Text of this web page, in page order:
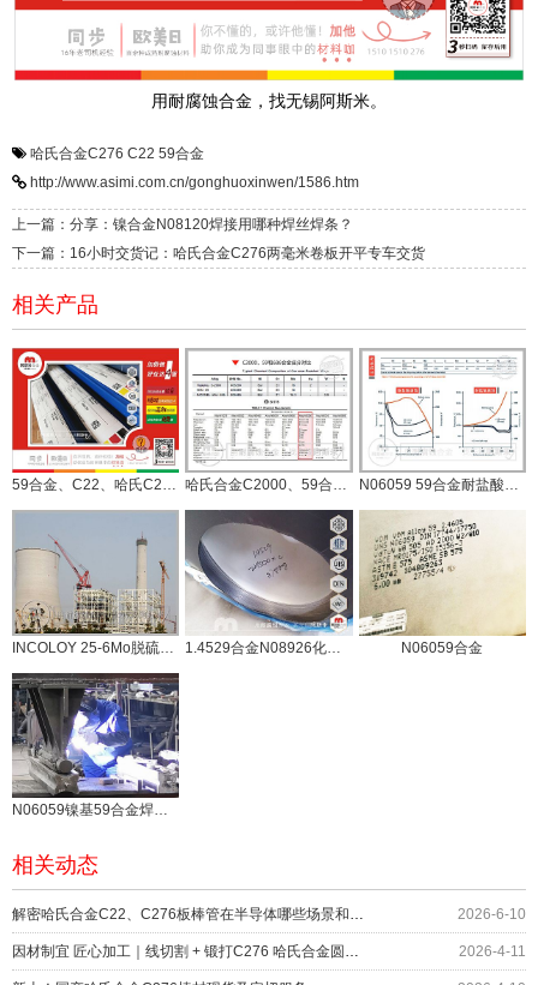
用耐腐蚀合金，找无锡阿斯米。
哈氏合金C276 C22 59合金
http://www.asimi.com.cn/gonghuoxinwen/1586.htm
上一篇：分享：镍合金N08120焊接用哪种焊丝焊条？
下一篇：16小时交货记：哈氏合金C276两毫米卷板开平专车交货
相关产品
59合金、C22、哈氏C276配套焊丝来了！ERNICRMO-13、10、4 哈氏合金C2000、59合金和686成分对比 N06059 59合金耐盐酸和硫酸腐蚀性能（图文）
N06059合金
N06059镍基59合金焊接试验说明
相关动态
解密哈氏合金C22、C276板棒管在半导体哪些场景和部位上应用？ 2026-6-10
因材制宜 匠心加工｜线切割 + 锻打C276 哈氏合金圆环服务化工设备 2026-4-11